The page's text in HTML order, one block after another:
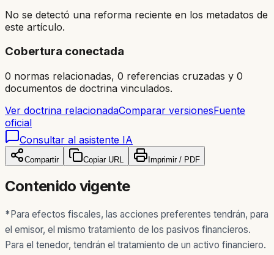
No se detectó una reforma reciente en los metadatos de
este artículo.
Cobertura conectada
0 normas relacionadas, 0 referencias cruzadas y 0
documentos de doctrina vinculados.
Ver doctrina relacionadaComparar versionesFuente
oficial
Consultar al asistente IA
Compartir Copiar URL Imprimir / PDF
Contenido vigente
*Para efectos fiscales, las acciones preferentes tendrán, para
el emisor, el mismo tratamiento de los pasivos financieros.
Para el tenedor, tendrán el tratamiento de un activo financiero.